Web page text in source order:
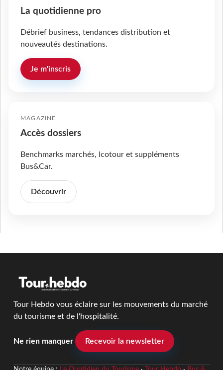
La quotidienne pro
Débrief business, tendances distribution et
nouveautés destinations.
Je m'inscris
MAGAZINE
Accès dossiers
Benchmarks marchés, Icotour et suppléments
Bus&Car.
Découvrir
Tour Hebdo vous éclaire sur les mouvements du marché
du tourisme et de l'hospitalité.
Ne rien manquer Recevoir la newsletter